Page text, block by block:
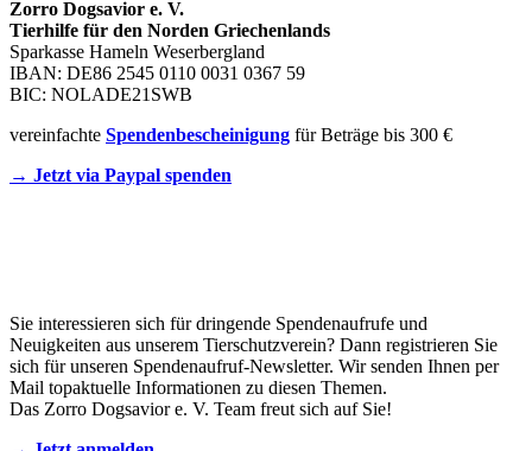
Zorro Dogsavior e. V.
Tierhilfe für den Norden Griechenlands
Sparkasse Hameln Weserbergland
IBAN: DE86 2545 0110 0031 0367 59
BIC: NOLADE21SWB
vereinfachte Spendenbescheinigung für Beträge bis 300 €
→ Jetzt via Paypal spenden
Sie interessieren sich für dringende Spendenaufrufe und
Neuigkeiten aus unserem Tierschutzverein? Dann registrieren Sie
sich für unseren Spendenaufruf-Newsletter. Wir senden Ihnen per
Mail topaktuelle Informationen zu diesen Themen.
Das Zorro Dogsavior e. V. Team freut sich auf Sie!